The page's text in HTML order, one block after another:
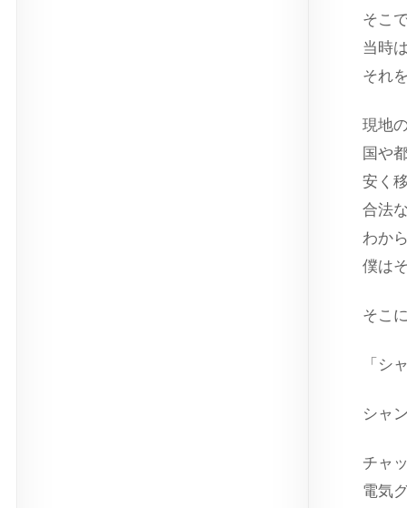
そこ
当時
それ
現地
国や
安く
合法
わか
僕は
そこ
「シ
シャ
チャ
電気